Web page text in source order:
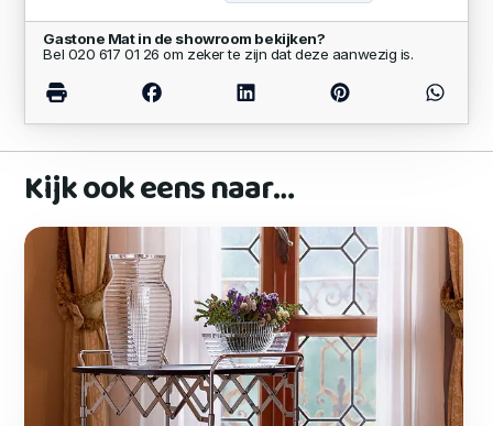
Gastone Mat in de showroom bekijken?
Bel 020 617 01 26 om zeker te zijn dat deze aanwezig is.
Kijk ook eens naar…